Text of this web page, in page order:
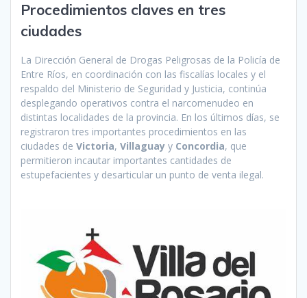
Procedimientos claves en tres
ciudades
La Dirección General de Drogas Peligrosas de la Policía de
Entre Ríos, en coordinación con las fiscalías locales y el
respaldo del Ministerio de Seguridad y Justicia, continúa
desplegando operativos contra el narcomenudeo en
distintas localidades de la provincia. En los últimos días, se
registraron tres importantes procedimientos en las
ciudades de Victoria, Villaguay y Concordia, que
permitieron incautar importantes cantidades de
estupefacientes y desarticular un punto de venta ilegal.